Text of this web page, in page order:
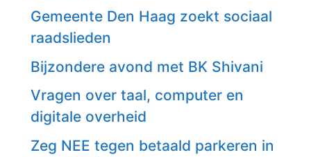
Gemeente Den Haag zoekt sociaal
raadslieden
Bijzondere avond met BK Shivani
Vragen over taal, computer en
digitale overheid
Zeg NEE tegen betaald parkeren in